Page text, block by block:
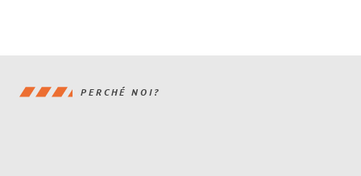
PERCHÉ NOI?